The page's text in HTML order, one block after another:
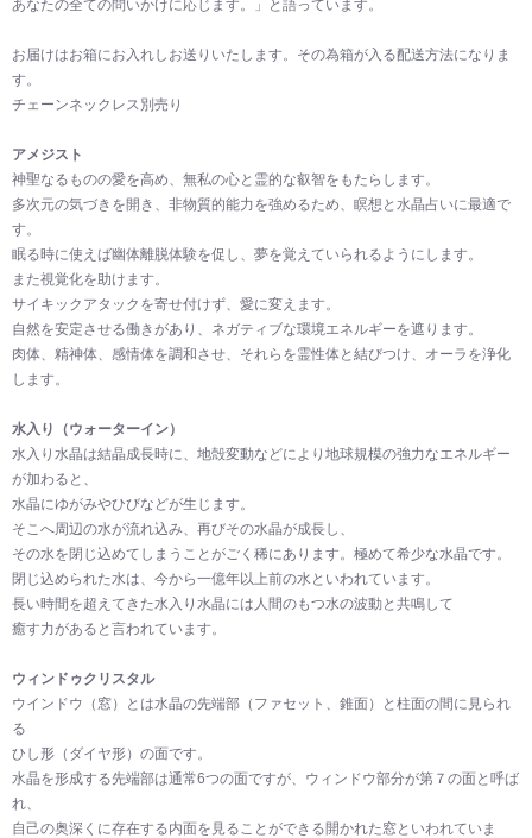
あなたの全ての問いかけに応じます。」と語っています。
お届けはお箱にお入れしお送りいたします。その為箱が入る配送方法になりま
す。
チェーンネックレス別売り
アメジスト
神聖なるものの愛を高め、無私の心と霊的な叡智をもたらします。
多次元の気づきを開き、非物質的能力を強めるため、瞑想と水晶占いに最適で
す。
眠る時に使えば幽体離脱体験を促し、夢を覚えていられるようにします。
また視覚化を助けます。
サイキックアタックを寄せ付けず、愛に変えます。
自然を安定させる働きがあり、ネガティブな環境エネルギーを遮ります。
肉体、精神体、感情体を調和させ、それらを霊性体と結びつけ、オーラを浄化
します。
水入り（ウォーターイン）
水入り水晶は結晶成長時に、地殻変動などにより地球規模の強力なエネルギー
が加わると、
水晶にゆがみやひびなどが生じます。
そこへ周辺の水が流れ込み、再びその水晶が成長し、
その水を閉じ込めてしまうことがごく稀にあります。極めて希少な水晶です。
閉じ込められた水は、今から一億年以上前の水といわれています。
長い時間を超えてきた水入り水晶には人間のもつ水の波動と共鳴して
癒す力があると言われています。
ウィンドゥクリスタル
ウインドウ（窓）とは水晶の先端部（ファセット、錐面）と柱面の間に見られ
る
ひし形（ダイヤ形）の面です。
水晶を形成する先端部は通常6つの面ですが、ウィンドウ部分が第７の面と呼ば
れ、
自己の奥深くに存在する内面を見ることができる開かれた窓といわれていま